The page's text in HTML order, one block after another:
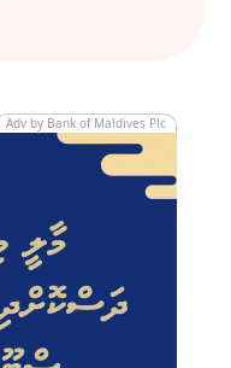
Adv by Bank of Maldives Plc